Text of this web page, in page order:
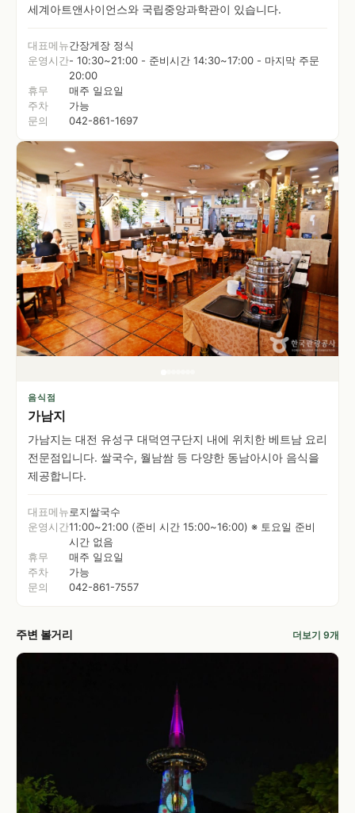
세계아트앤사이언스와 국립중앙과학관이 있습니다.
대표메뉴간장게장 정식
운영시간- 10:30~21:00 - 준비시간 14:30~17:00 - 마지막 주문
20:00
휴무
매주 일요일
주차
가능
문의
042-861-1697
음식점
가남지
가남지는 대전 유성구 대덕연구단지 내에 위치한 베트남 요리
전문점입니다. 쌀국수, 월남쌈 등 다양한 동남아시아 음식을
제공합니다.
대표메뉴로지쌀국수
운영시간11:00~21:00 (준비 시간 15:00~16:00) ※ 토요일 준비
시간 없음
휴무
매주 일요일
주차
가능
문의
042-861-7557
주변 볼거리 더보기 9개